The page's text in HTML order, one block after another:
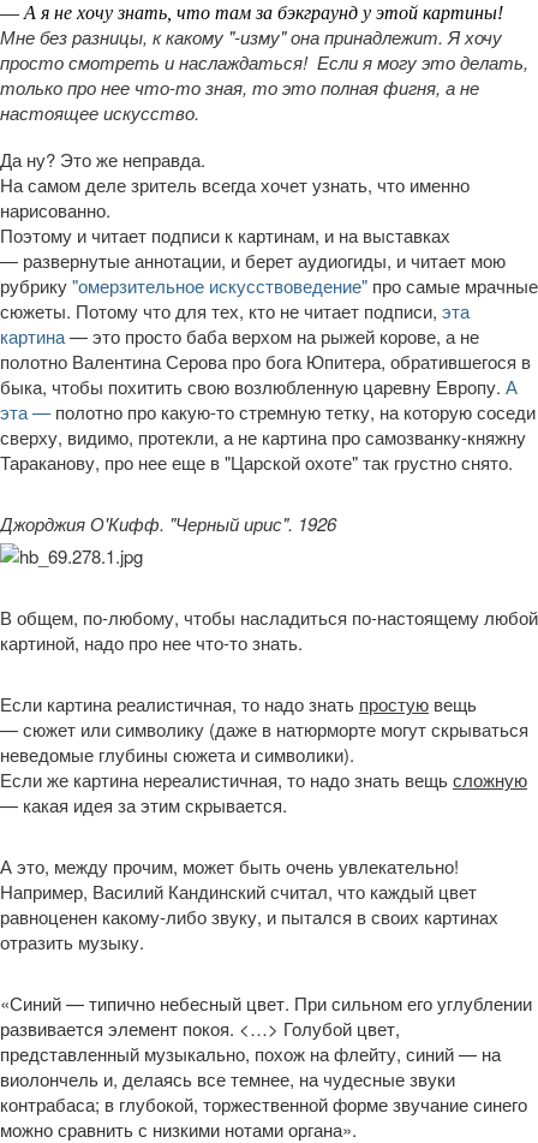
— А я не хочу знать, что там за бэкграунд у этой картины!
Мне без разницы, к какому "-изму" она принадлежит. Я хочу
просто смотреть и наслаждаться! Если я могу это делать,
только про нее что-то зная, то это полная фигня, а не
настоящее искусство.
Да ну? Это же неправда.
На самом деле зритель всегда хочет узнать, что именно
нарисованно.
Поэтому и читает подписи к картинам, и на выставках
— развернутые аннотации, и берет аудиогиды, и читает мою
рубрику"омерзительное искусствоведение" про самые мрачные
сюжеты. Потому что для тех, кто не читает подписи, эта
картина— это просто баба верхом на рыжей корове, а не
полотно Валентина Серова про бога Юпитера, обратившегося в
быка, чтобы похитить свою возлюбленную царевну Европу. А
эта — полотно про какую-то стремную тетку, на которую соседи
сверху, видимо, протекли, а не картина про самозванку-княжну
Тараканову, про нее еще в "Царской охоте" так грустно снято.
Джорджия О'Кифф. "Черный ирис". 1926
В общем, по-любому, чтобы насладиться по-настоящему любой
картиной, надо про нее что-то знать.
Если картина реалистичная, то надо знать простую вещь
— сюжет или символику (даже в натюрморте могут скрываться
неведомые глубины сюжета и символики).
Если же картина нереалистичная, то надо знать вещьсложную
— какая идея за этим скрывается.
А это, между прочим, может быть очень увлекательно!
Например, Василий Кандинский считал, что каждый цвет
равноценен какому-либо звуку, и пытался в своих картинах
отразить музыку.
«Синий — типично небесный цвет. При сильном его углублении
развивается элемент покоя. <…> Голубой цвет,
представленный музыкально, похож на флейту, синий — на
виолончель и, делаясь все темнее, на чудесные звуки
контрабаса; в глубокой, торжественной форме звучание синего
можно сравнить с низкими нотами органа».